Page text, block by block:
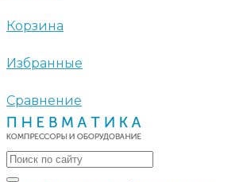
Корзина
Избранные
Сравнение